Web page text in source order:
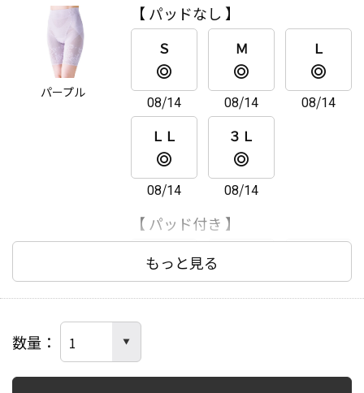
ＬＬ ３Ｌ
パープル
【 パッドなし 】
Ｓ
08/14
Ｍ
08/14
Ｌ
08/14
ＬＬ
08/14
３Ｌ
08/14
【 パッド付き 】
Ｓ
もっと見る
数量